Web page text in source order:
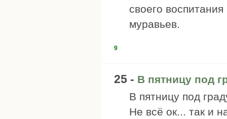
своего
муравьев.
9
25 - В пятницу под
В пятницу под
Не всё ок... так и